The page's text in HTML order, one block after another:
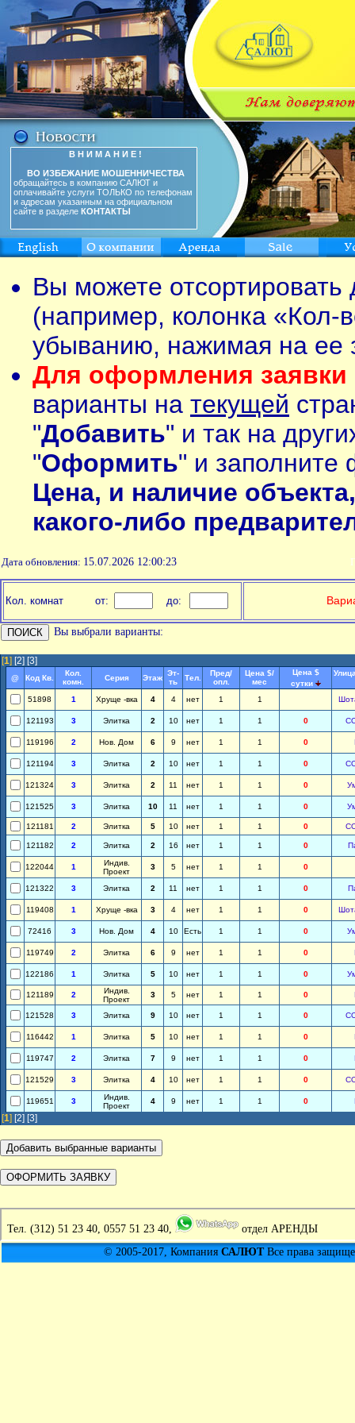
В Н И М А Н И Е !
ВО ИЗБЕЖАНИЕ МОШЕННИЧЕСТВА
обращайтесь в компанию САЛЮТ и
оплачивайте услуги ТОЛЬКО по телефонам
и адресам указанным на официальном
сайте в разделе КОНТАКТЫ
Вы можете
(например, колонка «Кол-
убыванию, нажимая на ее
Для оформления заявки
варианты на текущей
"Добавить" и так на
"Оформить" и заполните
Цена, и наличие
какого-либо
Дата обновления: 15.07.2026 12:00:23
Кол. комнат от: до:
Вы выбрали варианты:
[1] [2] [3]
@ Код Кв.
Кол.
комн.
Серия Этаж
Эт-
ть
Тел.
Пред/
опл.
Цена $/
мес
Цена $
сутки
51898 1 Хруще -вка 4 4 нет 1 1
121193 3 Элитка 2 10 нет 1 1 0
119196 2 Нов. Дом 6 9 нет 1 1 0
121194 3 Элитка 2 10 нет 1 1 0
121324 3 Элитка 2 11 нет 1 1 0
121525 3 Элитка 10 11 нет 1 1 0
121181 2 Элитка 5 10 нет 1 1 0
121182 2 Элитка 2 16 нет 1 1 0
122044 1
Индив.
Проект
3 5 нет 1 1 0
121322 3 Элитка 2 11 нет 1 1 0
119408 1 Хруще -вка 3 4 нет 1 1 0
72416 3 Нов. Дом 4 10 Есть 1 1 0
119749 2 Элитка 6 9 нет 1 1 0
122186 1 Элитка 5 10 нет 1 1 0
121189 2
Индив.
Проект
3 5 нет 1 1 0
121528 3 Элитка 9 10 нет 1 1 0
116442 1 Элитка 5 10 нет 1 1 0
119747 2 Элитка 7 9 нет 1 1 0
121529 3 Элитка 4 10 нет 1 1 0
119651 3
Индив.
Проект
4 9 нет 1 1 0
[1] [2] [3]
Тел. (312) 51 23 40, 0557 51 23 40,
отдел АРЕНДЫ
© 2005-2017, Компания САЛЮТВсе права